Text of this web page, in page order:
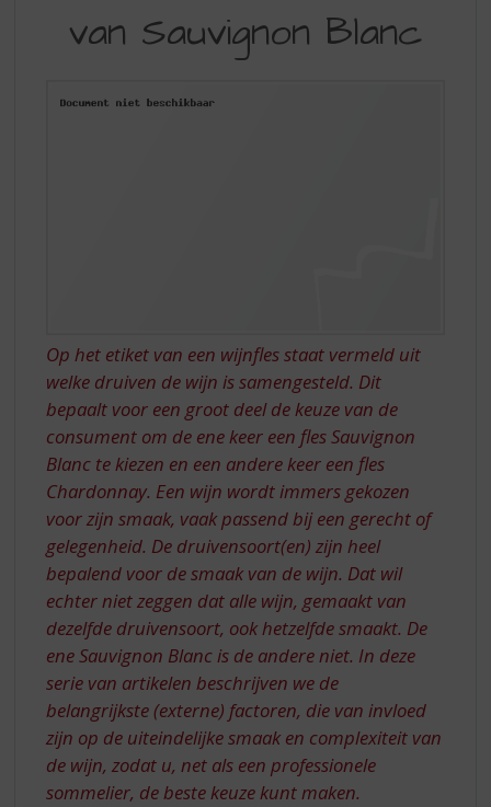
SMAKEN
SAUVIGNON
van Sauvignon Blanc
Op het etiket van een wijnfles staat vermeld uit
welke druiven de wijn is samengesteld. Dit
bepaalt voor een groot deel de keuze van de
consument om de ene keer een fles Sauvignon
Blanc te kiezen en een andere keer een fles
Chardonnay. Een wijn wordt immers gekozen
voor zijn smaak, vaak passend bij een gerecht of
gelegenheid. De druivensoort(en) zijn heel
bepalend voor de smaak van de wijn. Dat wil
echter niet zeggen dat alle wijn, gemaakt van
dezelfde druivensoort, ook hetzelfde smaakt. De
ene Sauvignon Blanc is de andere niet. In deze
serie van artikelen beschrijven we de
belangrijkste (externe) factoren, die van invloed
zijn op de uiteindelijke smaak en complexiteit van
de wijn, zodat u, net als een professionele
sommelier, de beste keuze kunt maken.